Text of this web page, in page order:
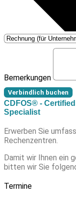
Bemerkungen
Verbindlich buchen
CDFOS® -
Specialist
Erwerben Sie
Rechenzentren.
Damit wir Ihnen ein
bitten wir Sie
Termine